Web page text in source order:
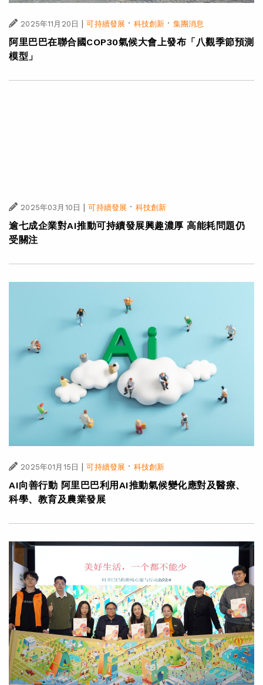
2025年11月20日 | 可持續發展 · 科技創新 · 集團消息
阿里巴巴在聯合國COP30氣候大會上發布「八觀季節預測
模型」
2025年03月10日 | 可持續發展·科技創新
逾七成企業對AI推動可持續發展興趣濃厚 高能耗問題仍
2025年01月15日 | 可持續發展·科技創新
AI向善行動 阿里巴巴利用AI推動氣候變化應對及醫療、
科學、教育及農業發展